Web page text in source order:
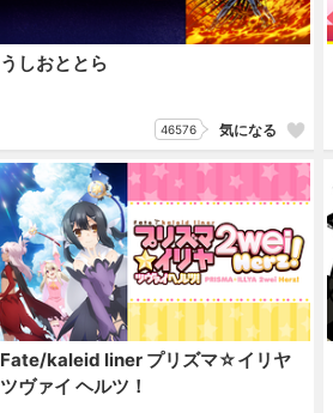
うしおととら
46576 気になる
Fate/kaleid liner プリズマ☆イリヤ
ツヴァイ ヘルツ！